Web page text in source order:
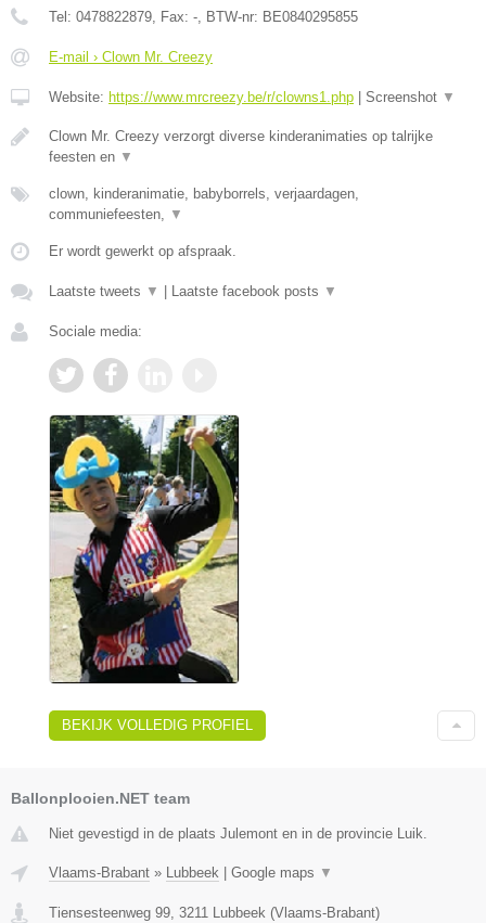
Tel: 0478822879, Fax: -, BTW-nr: BE0840295855
E-mail › Clown Mr. Creezy
Website: https://www.mrcreezy.be/r/clowns1.php Screenshot ▼
Clown Mr. Creezy verzorgt diverse kinderanimaties op talrijke
feesten en ▼
clown, kinderanimatie, babyborrels, verjaardagen,
communiefeesten, ▼
Er wordt gewerkt op afspraak.
Laatste tweets ▼ Laatste facebook posts ▼
Sociale media:
BEKIJK VOLLEDIG PROFIEL
Ballonplooien.NET team
Niet gevestigd in de plaats Julemont en in de provincie Luik.
Vlaams-Brabant » Lubbeek Google maps ▼
Tiensesteenweg 99, 3211 Lubbeek (Vlaams-Brabant)